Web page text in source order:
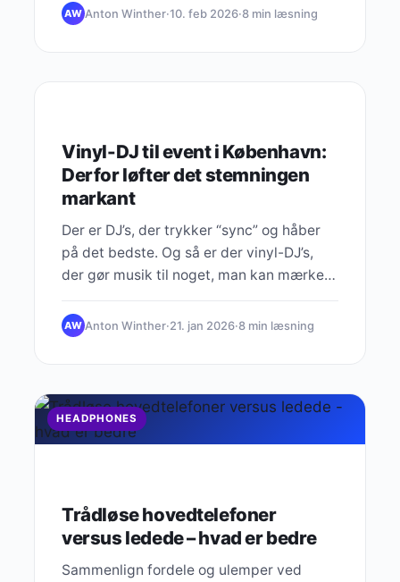
AW Anton Winther·10. feb 2026·8 min læsning
Vinyl-DJ til event i København:
Derfor løfter det stemningen
markant
Der er DJ’s, der trykker “sync” og håber
på det bedste. Og så er der vinyl-DJ’s,
der gør musik til noget, man kan mærke…
AW Anton Winther·21. jan 2026·8 min læsning
HEADPHONES
Trådløse hovedtelefoner
versus ledede – hvad er bedre
Sammenlign fordele og ulemper ved